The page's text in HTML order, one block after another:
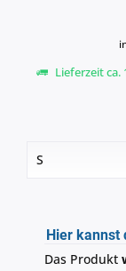
Lieferzeit
Hier kannst
Das Produkt